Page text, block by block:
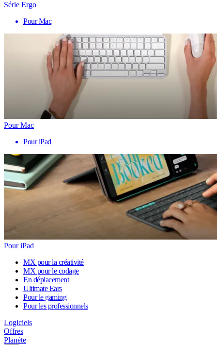
Série Ergo
Pour Mac
Pour Mac
Pour iPad
Pour iPad
MX pour la créativité
MX pour le codage
En déplacement
Ultimate Ears
Pour le gaming
Pour les professionnels
Logiciels
Offres
Planète